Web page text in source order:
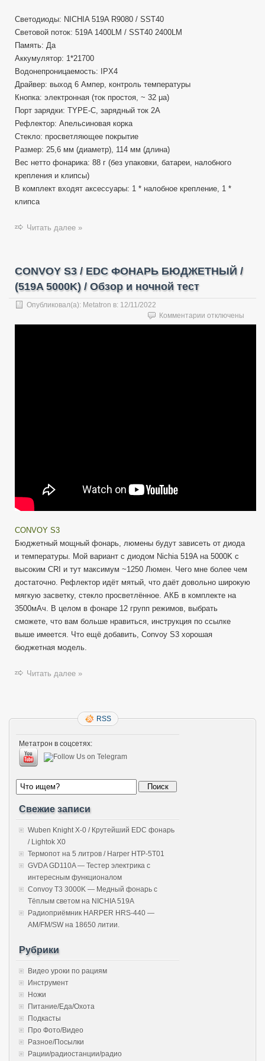
Светодиоды: NICHIA 519A R9080 / SST40
Световой поток: 519A 1400LM / SST40 2400LM
Память: Да
Аккумулятор: 1*21700
Водонепроницаемость: IPX4
Драйвер: выход 6 Ампер, контроль температуры
Кнопка: электронная (ток простоя, ~ 32 μa)
Порт зарядки: TYPE-C, зарядный ток 2A
Рефлектор: Апельсиновая корка
Стекло: просветляющее покрытие
Размер: 25,6 мм (диаметр), 114 мм (длина)
Вес нетто фонарика: 88 г (без упаковки, батареи, налобного
крепления и клипсы)
В комплект входят аксессуары: 1 * налобное крепление, 1 *
клипса
Читать далее »
CONVOY S3 / EDC ФОНАРЬ БЮДЖЕТНЫЙ /
(519A 5000K) / Обзор и ночной тест
Опубликовал(а): Metatron в: 12/11/2022
Комментарии к
записи
отключены
CONVOY S3
Бюджетный мощный фонарь, люмены будут зависеть от диода
и температуры. Мой вариант с диодом Nichia 519A на 5000K с
высоким CRI и тут максимум ~1250 Люмен. Чего мне более чем
достаточно. Рефлектор идёт мятый, что даёт довольно широкую
мягкую засветку, стекло просветлённое. АКБ в комплекте на
3500мАч. В целом в фонаре 12 групп режимов, выбрать
сможете, что вам больше нравиться, инструкция по ссылке
выше имеется. Что ещё добавить, Convoy S3 хорошая
бюджетная модель.
Читать далее »
RSS
Метатрон в соцсетях:
Свежие записи
Wuben Knight X-0 / Крутейший EDC фонарь
/ Lightok X0
Термопот на 5 литров / Harper HTP-5T01
GVDA GD110A — Тестер электрика с
интересным функционалом
Convoy T3 3000K — Медный фонарь с
Тёплым светом на NICHIA 519A
Радиоприёмник HARPER HRS-440 —
AM/FM/SW на 18650 литии.
Рубрики
Видео уроки по рациям
Инструмент
Ножи
Питание/Еда/Охота
Подкасты
Про Фото/Видео
Разное/Посылки
Рации/радиостанции/радио